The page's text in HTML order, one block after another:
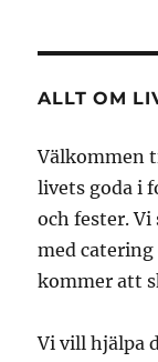
ALLT OM
Välkommen
livets goda i
och fester.
med
kommer att
Vi vill hjälpa